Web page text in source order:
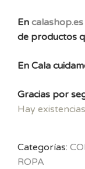
En calashop.es
de productos
En Cala
Gracias por
Hay existencias
Categorías:
ROPA